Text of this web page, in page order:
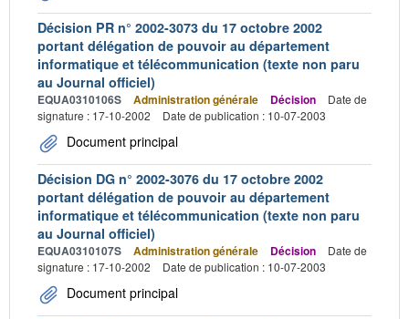
Décision PR n° 2002-3073 du 17 octobre 2002
portant délégation de pouvoir au département
informatique et télécommunication (texte non paru
au Journal officiel)
EQUA0310106S Administration générale Décision
Date de
signature : 17-10-2002
Date de publication : 10-07-2003
Document principal
Décision DG n° 2002-3076 du 17 octobre 2002
portant délégation de pouvoir au département
informatique et télécommunication (texte non paru
au Journal officiel)
EQUA0310107S Administration générale Décision
Date de
signature : 17-10-2002
Date de publication : 10-07-2003
Document principal